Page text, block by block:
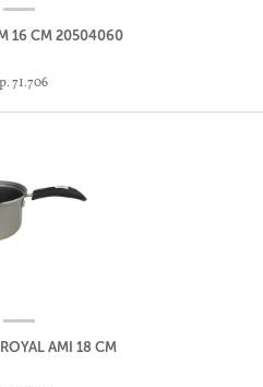
16 CM 20504060
71.706
AMI 18 CM